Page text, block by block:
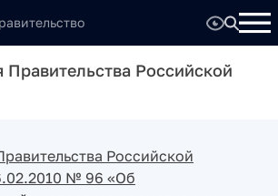
Правительства Российской
Российской
№ 96 «Об